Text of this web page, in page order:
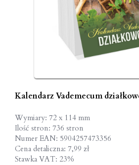
Kalendarz Vademecum
Wymiary: 72 x 114 mm
Ilość stron: 736 stron
Numer EAN: 5904257473356
Cena detaliczna: 7,99 zł
Stawka VAT: 23%